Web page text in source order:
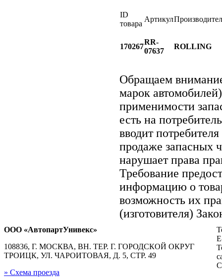
ID
товара
Артикул
170267
RR-
07637
ROLLING
Обращаем
марок
применимости
есть на
вводит
продаже запасных
нарушает права
Требование
информацию о
возможность их
(изготовителя)
ООО «АвтопартУнивекс»
108836, Г. МОСКВА, ВН. ТЕР. Г. ГОРОДСКОЙ ОКРУГ
ТРОИЦК, УЛ. ЧАРОИТОВАЯ, Д. 5, СТР. 49
» Схема проезда